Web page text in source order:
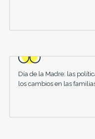
Día de la Madre: las
los cambios en las